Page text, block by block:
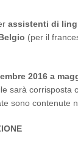
assistenti di
(per il
2016 a
sarà corrisposta
sono contenute